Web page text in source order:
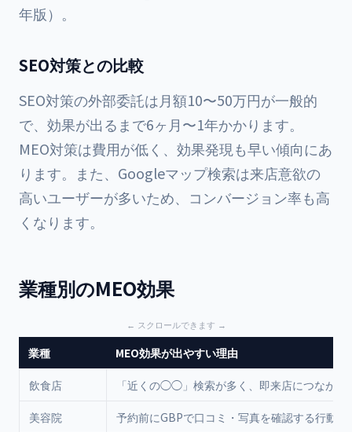
年版）。
SEO対策との比較
SEO対策の外部委託は月額10〜50万円が一般的
で、効果が出るまで6ヶ月〜1年かかります。
MEO対策は費用が低く、効果発現も早い傾向にあ
ります。また、Googleマップ検索は来店意欲の
高いユーザーが多いため、コンバージョン率も高
くなります。
業種別のMEO効果
業種 MEO効果が出やすい理由
飲食店 「近くの◯◯」検索が多く、即来店につながる
美容院 予約前にGBPで口コミ・写真を確認する行動が